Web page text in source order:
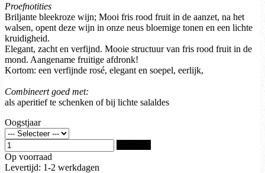
Proefnotities
Briljante bleekroze wijn; Mooi fris rood fruit in de aanzet, na het
walsen, opent deze wijn in onze neus bloemige tonen en een lichte
kruidigheid.
Elegant, zacht en verfijnd. Mooie structuur van fris rood fruit in de
mond. Aangename fruitige afdronk!
Kortom: een verfijnde rosé, elegant en soepel, eerlijk,
Combineert goed met:
als aperitief te schenken of bij lichte salaldes
Oogstjaar
Op voorraad
Levertijd: 1-2 werkdagen